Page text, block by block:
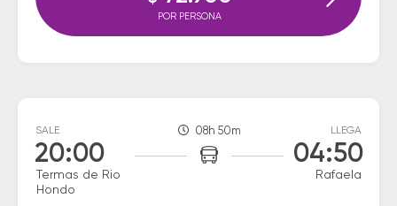
POR PERSONA
SALE
20:00
Termas de Rio
Hondo
08h 50m LLEGA
04:50
Rafaela